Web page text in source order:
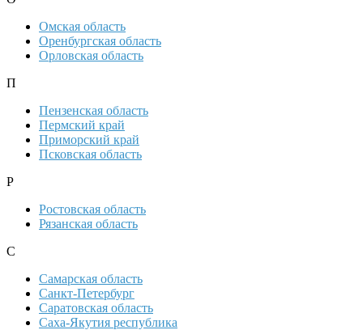
Омская область
Оренбургская область
Орловская область
П
Пензенская область
Пермский край
Приморский край
Псковская область
Р
Ростовская область
Рязанская область
С
Самарская область
Санкт-Петербург
Саратовская область
Саха-Якутия республика